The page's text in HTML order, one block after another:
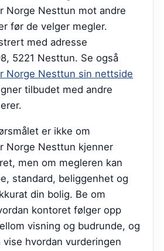
Norge Nesttun mot andre
før de velger megler.
med adresse
5221 Nesttun. Se også
Norge Nesttun sin nettside
tilbudet med andre
er ikke om
Norge Nesttun kjenner
men om megleren kan
standard, beliggenhet og
din bolig. Be om
kontoret følger opp
visning og budrunde, og
hvordan vurderingen